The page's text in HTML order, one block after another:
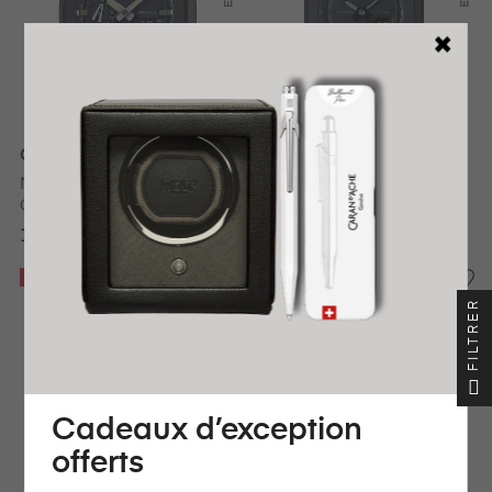
G-SHOCK
MONTRE CASIO G-SHOCK
GA-2110SU-3AER
109,00 €
MONTRE CASIO GMA-
P2100BB-1AER
99,90 €
24H
BESTSELLER
EXPÉDIÉ
24H
Cadeaux d’exception
offerts
FILTRER